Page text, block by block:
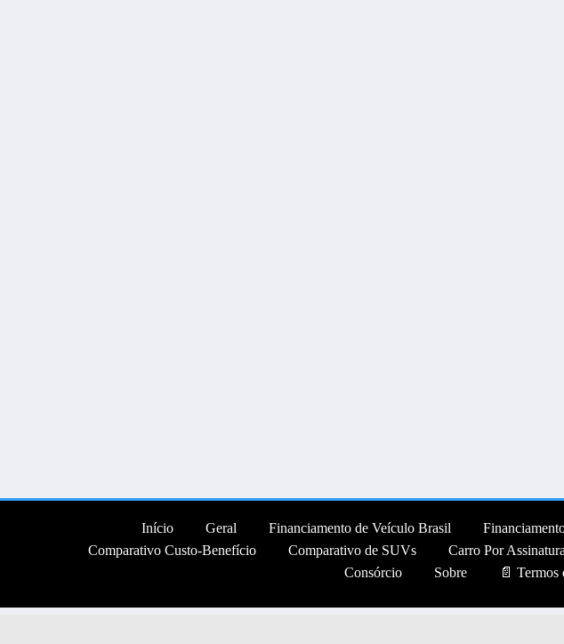
Início Geral Financiamento de Veículo Brasil
Comparativo Custo-Benefício
Comparativo de SUVs Carro Por Assinatura
Consórcio
Sobre 📄 Termos